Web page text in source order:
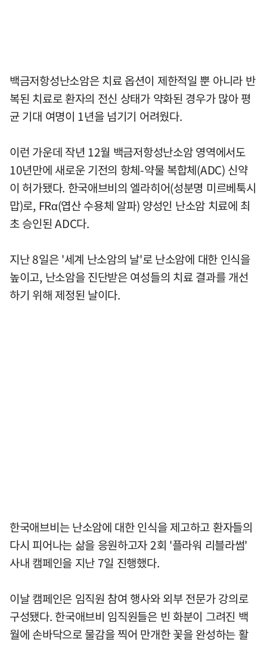
백금저항성난소암은 치료 옵션이 제한적일 뿐 아니라 반
복된 치료로 환자의 전신 상태가 약화된 경우가 많아 평
균 기대 여명이 1년을 넘기기 어려웠다.
이런 가운데 작년 12월 백금저항성난소암 영역에서도
10년만에 새로운 기전의 항체-약물 복합체(ADC) 신약
이 허가됐다. 한국애브비의 엘라히어(성분명 미르베툭시
맙)로, FRα(엽산 수용체 알파) 양성인 난소암 치료에 최
초 승인된 ADC다.
지난 8일은 '세계 난소암의 날'로 난소암에 대한 인식을
높이고, 난소암을 진단받은 여성들의 치료 결과를 개선
하기 위해 제정된 날이다.
한국애브비는 난소암에 대한 인식을 제고하고 환자들의
다시 피어나는 삶을 응원하고자 2회 '플라워 리블라썸'
사내 캠페인을 지난 7일 진행했다.
이날 캠페인은 임직원 참여 행사와 외부 전문가 강의로
구성됐다. 한국애브비 임직원들은 빈 화분이 그려진 백
월에 손바닥으로 물감을 찍어 만개한 꽃을 완성하는 활